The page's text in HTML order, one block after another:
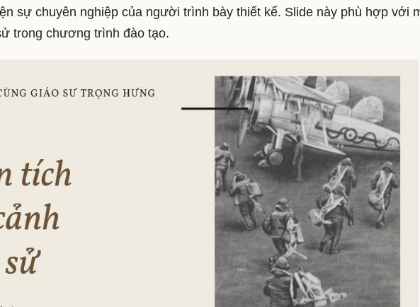
sự chuyên nghiệp của người trình bày thiết kế. Slide này phù hợp với
trong chương trình đào tạo.